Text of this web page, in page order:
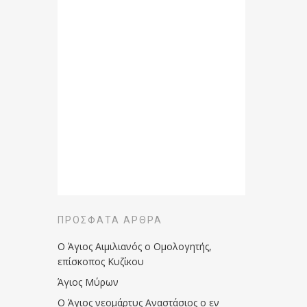
ΠΡΌΣΦΑΤΑ ΆΡΘΡΑ
Ο Άγιος Αιμιλιανός ο Ομολογητής,
επίσκοπος Κυζίκου
Άγιος Μύρων
Ο Άγιος νεομάρτυς Αναστάσιος ο εν